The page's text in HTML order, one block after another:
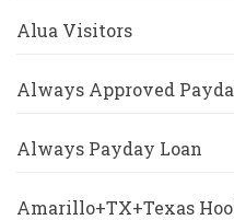
Alua Visitors
Always Approved
Always Payday Loan
Amarillo+TX+Texas